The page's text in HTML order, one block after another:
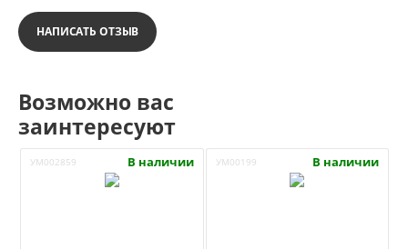
НАПИСАТЬ ОТЗЫВ
Возможно вас
заинтересуют
УМ002859 В наличии УМ00199 В наличии